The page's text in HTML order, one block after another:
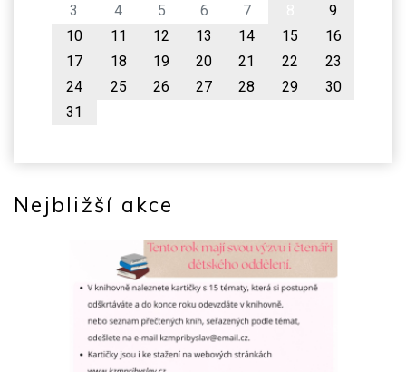
3
4 5 6 7
9
10
11 12 13 14 15
16
17
18 19 20 21 22
23
24
25 26 27 28 29
30
31
Nejbližší akce